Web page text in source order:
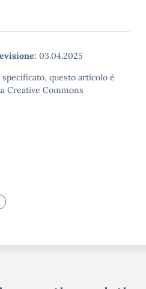
03.04.2025
questo articolo è
Creative Commons